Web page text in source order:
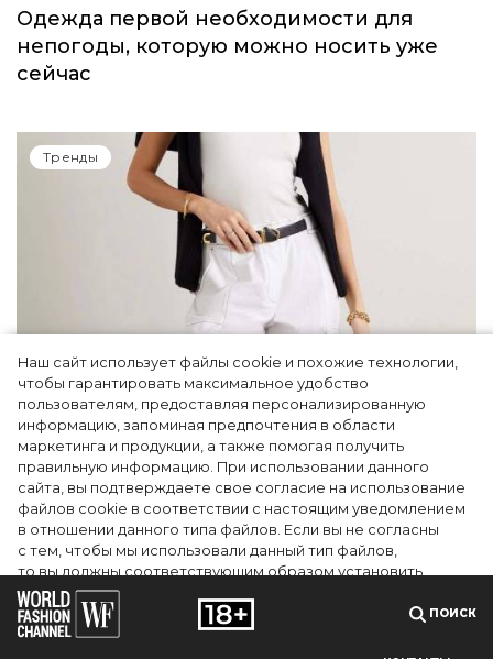
Наш сайт использует файлы cookie и похожие технологии,
чтобы гарантировать максимальное удобство
пользователям, предоставляя персонализированную
информацию, запоминая предпочтения в области
маркетинга и продукции, а также помогая получить
правильную информацию. При использовании данного
сайта, вы подтверждаете свое согласие на использование
файлов cookie в соответствии с настоящим уведомлением
в отношении данного типа файлов. Если вы не согласны
с тем, чтобы мы использовали данный тип файлов,
то вы должны соответствующим образом установить
настройки вашего браузера или не использовать сайт wfc.tv
СОГЛАСЕН
Одежда первой необходимости для
непогоды, которую можно носить уже
сейчас
Тренды
5 фасонов брюк, которые повсюду этим
летом
ПОИСК